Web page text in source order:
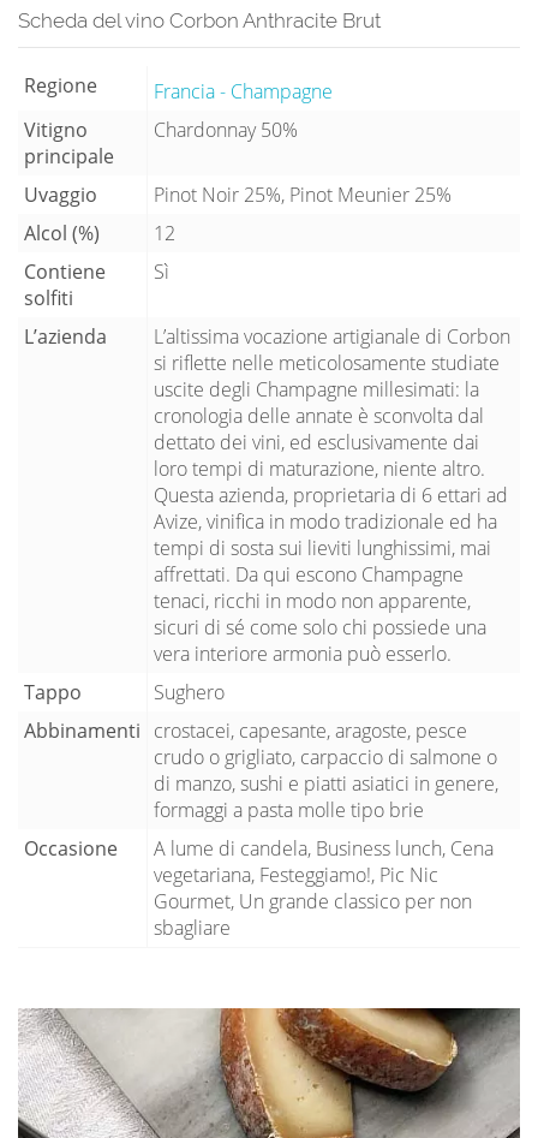
Scheda del vino Corbon Anthracite Brut
Regione
Francia - Champagne
Vitigno
principale
Chardonnay 50%
Uvaggio
Pinot Noir 25%, Pinot Meunier 25%
Alcol (%)
12
Contiene
solfiti
Sì
L’azienda
L’altissima vocazione artigianale di Corbon
si riflette nelle meticolosamente studiate
uscite degli Champagne millesimati: la
cronologia delle annate è sconvolta dal
dettato dei vini, ed esclusivamente dai
loro tempi di maturazione, niente altro.
Questa azienda, proprietaria di 6 ettari ad
Avize, vinifica in modo tradizionale ed ha
tempi di sosta sui lieviti lunghissimi, mai
affrettati. Da qui escono Champagne
tenaci, ricchi in modo non apparente,
sicuri di sé come solo chi possiede una
vera interiore armonia può esserlo.
Tappo
Sughero
Abbinamenti crostacei, capesante, aragoste, pesce
crudo o grigliato, carpaccio di salmone o
di manzo, sushi e piatti asiatici in genere,
formaggi a pasta molle tipo brie
Occasione
A lume di candela, Business lunch, Cena
vegetariana, Festeggiamo!, Pic Nic
Gourmet, Un grande classico per non
sbagliare